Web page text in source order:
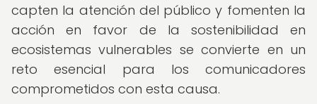
capten la atención del público y fomenten la
acción en favor de la sostenibilidad en
ecosistemas vulnerables se convierte en un
reto esencial para los comunicadores
comprometidos con esta causa.